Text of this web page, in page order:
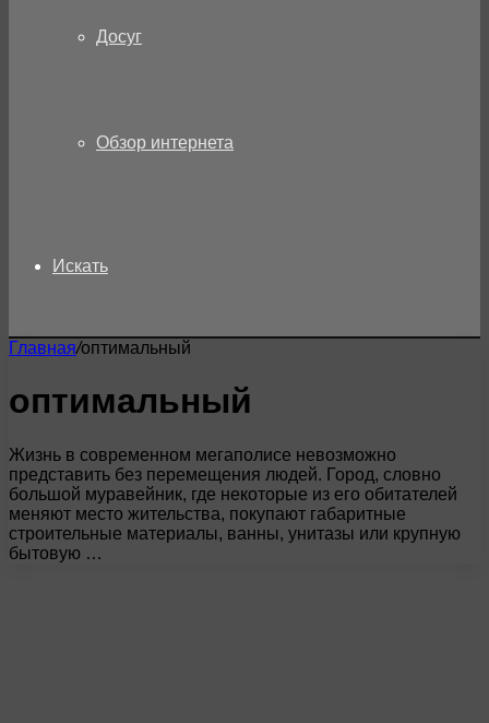
Досуг
Обзор интернета
Искать
Главная/оптимальный
оптимальный
Жизнь в современном мегаполисе невозможно
представить без перемещения людей. Город, словно
большой муравейник, где некоторые из его обитателей
меняют место жительства, покупают габаритные
строительные материалы, ванны, унитазы или крупную
бытовую …